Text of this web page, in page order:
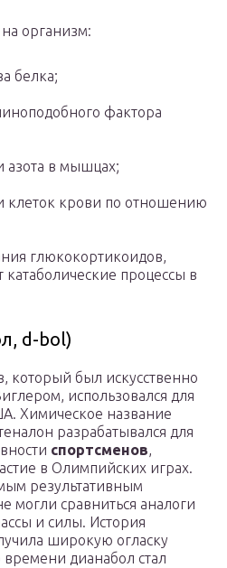
на организм:
белка;
фактора
азота в мышцах;
клеток крови по отношению
глюкокортикоидов,
катаболические процессы в
d-bol)
который был искусственно
использовался для
Химическое название
разрабатывался для
спортсменов,
в Олимпийских играх.
результативным
могли сравниться аналоги
и силы. История
широкую огласку
времени дианабол стал